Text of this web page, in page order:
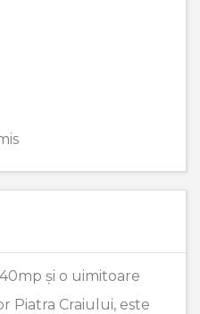
și o uimitoare
Piatra Craiului, este